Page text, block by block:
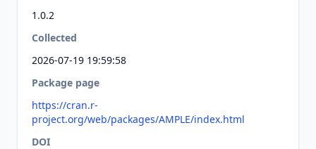
1.0.2
Collected
2026-07-19 19:59:58
Package page
https://cran.r-
project.org/web/packages/AMPLE/index.html
DOI